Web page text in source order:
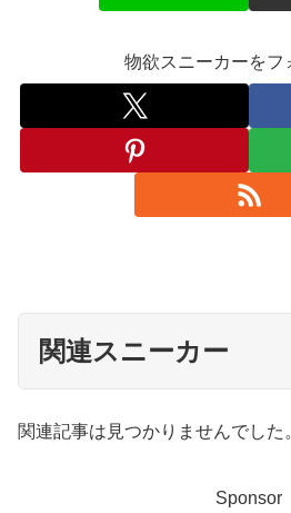
物欲スニーカーをフ
関連スニーカー
関連記事は見つかりませんでした
Sponsor